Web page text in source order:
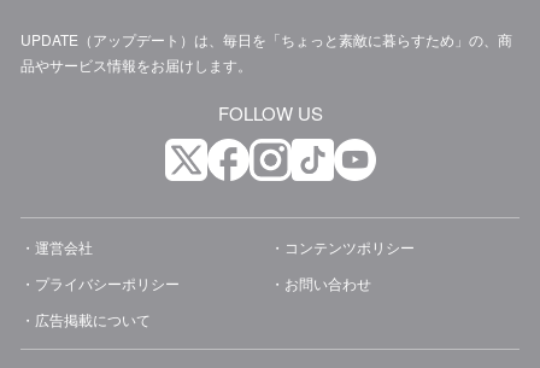
UPDATE（アップデート）は、毎日を「ちょっと素敵に暮らすため」の、商
品やサービス情報をお届けします。
FOLLOW US
運営会社
コンテンツポリシー
プライバシーポリシー
お問い合わせ
広告掲載について